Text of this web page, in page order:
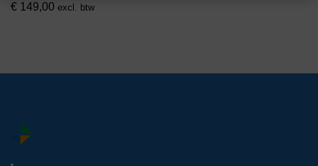
€ 149,00 excl. btw